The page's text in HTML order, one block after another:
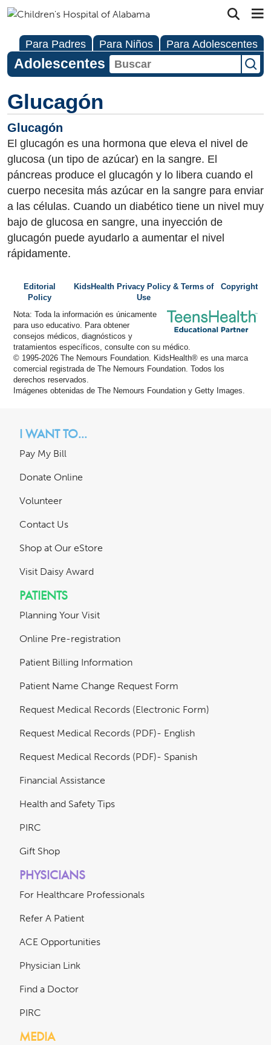
Para Padres Para Niños Para Adolescentes
Adolescentes
Glucagón
Glucagón
El glucagón es una hormona que eleva el nivel de
glucosa (un tipo de azúcar) en la sangre. El
páncreas produce el glucagón y lo libera cuando el
cuerpo necesita más azúcar en la sangre para enviar
a las células. Cuando un diabético tiene un nivel muy
bajo de glucosa en sangre, una inyección de
glucagón puede ayudarlo a aumentar el nivel
rápidamente.
Editorial
Policy
KidsHealth Privacy Policy & Terms of
Use
Copyright
Nota: Toda la información es únicamente
para uso educativo. Para obtener
consejos médicos, diagnósticos y
tratamientos específicos, consulte con su médico.
© 1995-2026 The Nemours Foundation. KidsHealth® es una marca
comercial registrada de The Nemours Foundation. Todos los
derechos reservados.
Imágenes obtenidas de The Nemours Foundation y Getty Images.
I WANT TO...
Pay My Bill
Donate Online
Volunteer
Contact Us
Shop at Our eStore
Visit Daisy Award
PATIENTS
Planning Your Visit
Online Pre-registration
Patient Billing Information
Patient Name Change Request Form
Request Medical Records (Electronic Form)
Request Medical Records (PDF)- English
Request Medical Records (PDF)- Spanish
Financial Assistance
Health and Safety Tips
PIRC
Gift Shop
PHYSICIANS
For Healthcare Professionals
Refer A Patient
ACE Opportunities
Physician Link
Find a Doctor
PIRC
MEDIA